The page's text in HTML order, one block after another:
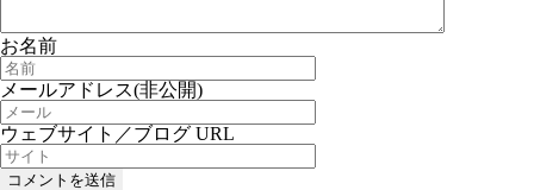
お名前
メールアドレス(非公開)
ウェブサイト／ブログ URL